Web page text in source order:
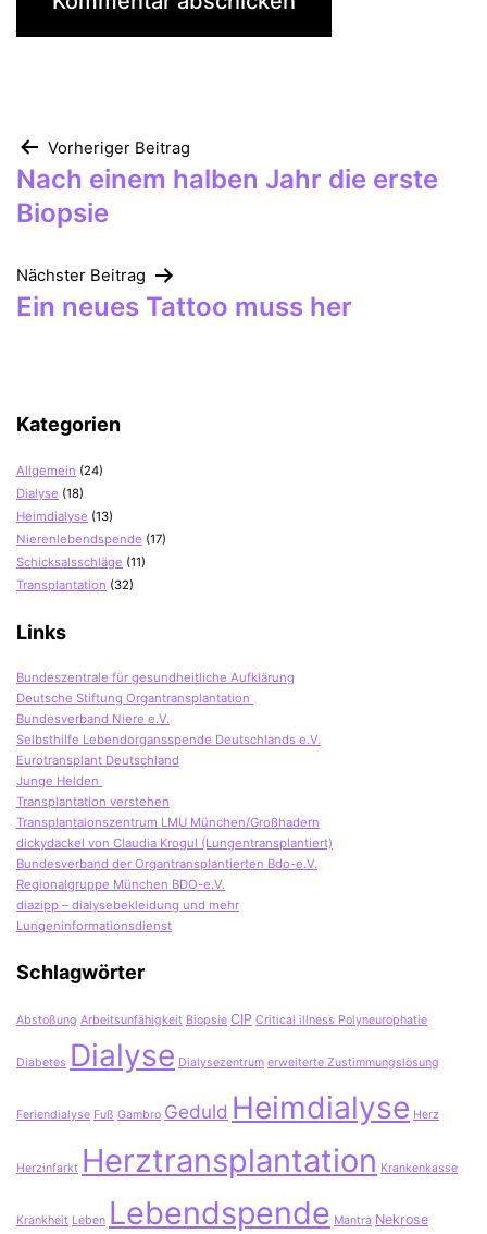
Beitragsnavigation
Vorheriger Beitrag
Nach einem halben Jahr die erste
Biopsie
Nächster Beitrag
Ein neues Tattoo muss her
Kategorien
Allgemein (24)
Dialyse (18)
Heimdialyse (13)
Nierenlebendspende (17)
Schicksalsschläge (11)
Transplantation (32)
Links
Bundeszentrale für gesundheitliche Aufklärung
Deutsche Stiftung Organtransplantation
Bundesverband Niere e.V.
Selbsthilfe Lebendorgansspende Deutschlands e.V.
Eurotransplant Deutschland
Junge Helden
Transplantation verstehen
Transplantaionszentrum LMU München/Großhadern
dickydackel von Claudia Krogul (Lungentransplantiert)
Bundesverband der Organtransplantierten Bdo-e.V.
Regionalgruppe München BDO-e.V.
diazipp – dialysebekleidung und mehr
Lungeninformationsdienst
Schlagwörter
Abstoßung Arbeitsunfähigkeit Biopsie CIP Critical illness Polyneurophatie
Diabetes Dialyse Dialysezentrum erweiterte Zustimmungslösung
Feriendialyse Fuß Gambro Geduld Heimdialyse Herz
Herzinfarkt Herztransplantation Krankenkasse
Krankheit Leben Lebendspende Mantra Nekrose